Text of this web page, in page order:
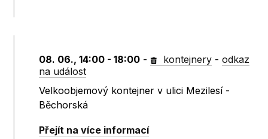
08. 06., 14:00 - 18:00 - kontejnery -odkaz
na událost
Velkoobjemový kontejner v ulici Mezilesí -
Běchorská
Přejít na více informací